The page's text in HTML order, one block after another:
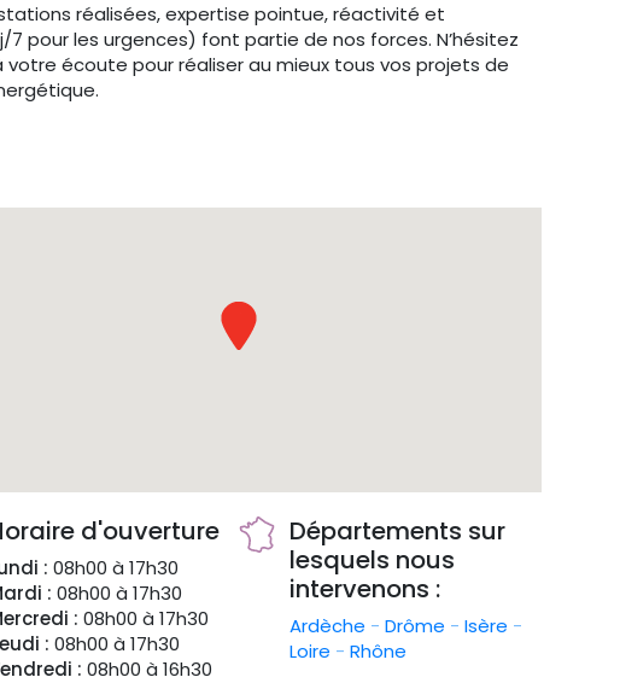
réalisées, expertise pointue, réactivité et
pour les urgences) font partie de nos forces. N’hésitez
écoute pour réaliser au mieux tous vos projets de
d'ouverture
: 08h00 à 17h30
: 08h00 à 17h30
: 08h00 à 17h30
: 08h00 à 17h30
: 08h00 à 16h30
Départements sur
lesquels nous
intervenons :
Ardèche -Drôme -Isère -
Loire -Rhône